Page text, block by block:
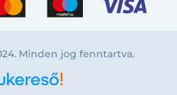
Minden jog fenntartva.